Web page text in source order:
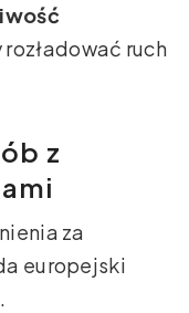
rozładować ruch
z
za
europejski